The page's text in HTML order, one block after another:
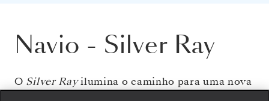
Navio - Silver Ray
O Silver Rayilumina o caminho para uma nova